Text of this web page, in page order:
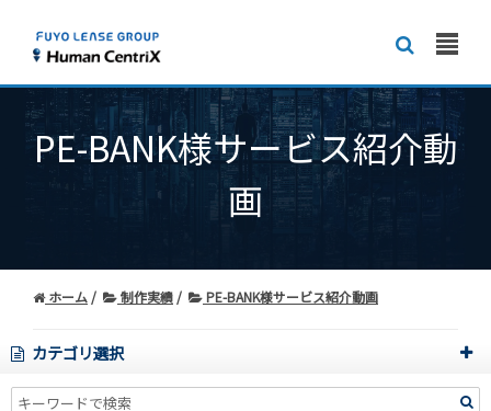
PE-BANK様サービス紹介動
画
ホーム 制作実績 PE-BANK様サービス紹介動画
カテゴリ選択